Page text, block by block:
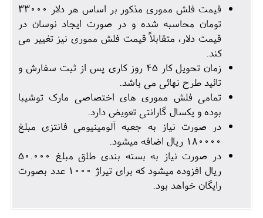
قیمت فلش مموری مذکور بر اساس هر دلار 33000
تومان محاسبه شده و در صورت ایجاد نوسان در
قیمت دلار، متقابلاً قیمت فلش مموری نیز تغییر می
کند.
زمان تحویل کار 45 روز کاری پس از ثبت سفارش و
تائید طرح نهائی می باشد.
تمامی فلش مموری های اختصاصی مارک توشیبا
بوده و یکسال گارانتی تعویض دارد.
در صورت نیاز به جعبه آلومینیومی فانتزی مبلغ
180000 ریال اضافه میشود.
در صورت نیاز به بسته بندی طلق مبلغ 50.000
ریال افزوده میشود که برای تیراژ 1000 عدد بصورت
رایگان خواهد بود.